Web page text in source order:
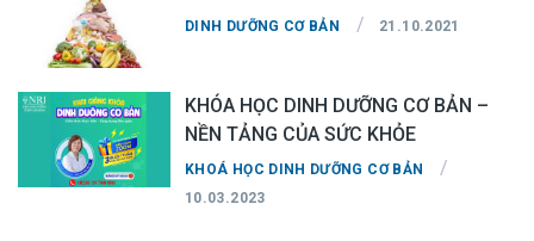
DINH DƯỠNG CƠ BẢN / 21.10.2021
KHÓA HỌC DINH DƯỠNG CƠ BẢN –
NỀN TẢNG CỦA SỨC KHỎE
KHOÁ HỌC DINH DƯỠNG CƠ BẢN /
10.03.2023